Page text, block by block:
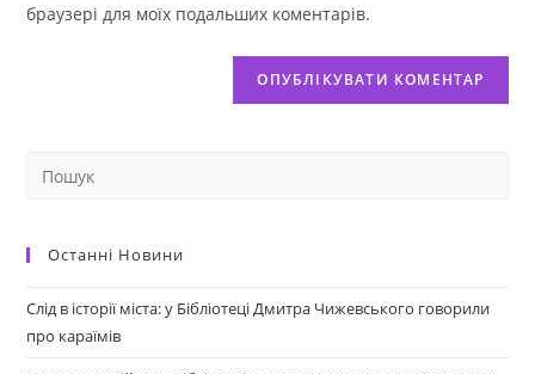
браузері для моїх подальших коментарів.
Останні Новини
Слід в історії міста: у Бібліотеці Дмитра Чижевського говорили
про караїмів